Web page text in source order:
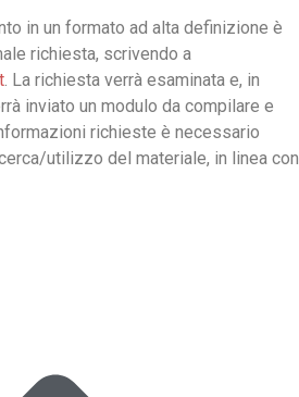
in un formato ad alta definizione è
richiesta, scrivendo a
. La richiesta verrà esaminata e, in
inviato un modulo da compilare e
richieste è necessario
utilizzo del materiale, in linea con